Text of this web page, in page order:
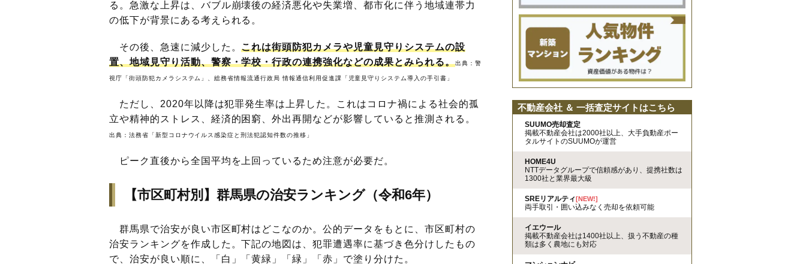
る。急激な上昇は、バブル崩壊後の経済悪化や失業増、都市化に伴う地域連帯力
の低下が背景にある考えられる。
その後、急速に減少した。これは街頭防犯カメラや児童見守りシステムの設
置、地域見守り活動、警察・学校・行政の連携強化などの成果とみられる。出典： 警
視庁「街頭防犯カメラシステム」 、総務省情報流通行政局 情報通信利用促進課「児童見守りシステム導入の手引書」
ただし、2020年以降は犯罪発生率は上昇した。これはコロナ禍による社会的孤
立や精神的ストレス、経済的困窮、外出再開などが影響していると推測される。
出典： 法務省「新型コロナウイルス感染症と刑法犯認知件数の推移」
ピーク直後から全国平均を上回っているため注意が必要だ。
【市区町村別】群馬県の治安ランキング（令和6年）
群馬県で治安が良い市区町村はどこなのか。公的データをもとに、市区町村の
治安ランキングを作成した。下記の地図は、犯罪遭遇率に基づき色分けしたもの
で、治安が良い順に、「白」「黄緑」「緑」「赤」で塗り分けた。
不動産会社 ＆ 一括査定サイトはこちら
SUUMO売却査定
掲載不動産会社は2000社以上、大手負動産ポー
タルサイトのSUUMOが運営
HOME4U
NTTデータグループで信頼感があり、提携社数は
1300社と業界最大級
SREリアルティ[NEW!]
両手取引・囲い込みなく売却を依頼可能
イエウール
掲載不動産会社は1400社以上、扱う不動産の種
類は多く農地にも対応